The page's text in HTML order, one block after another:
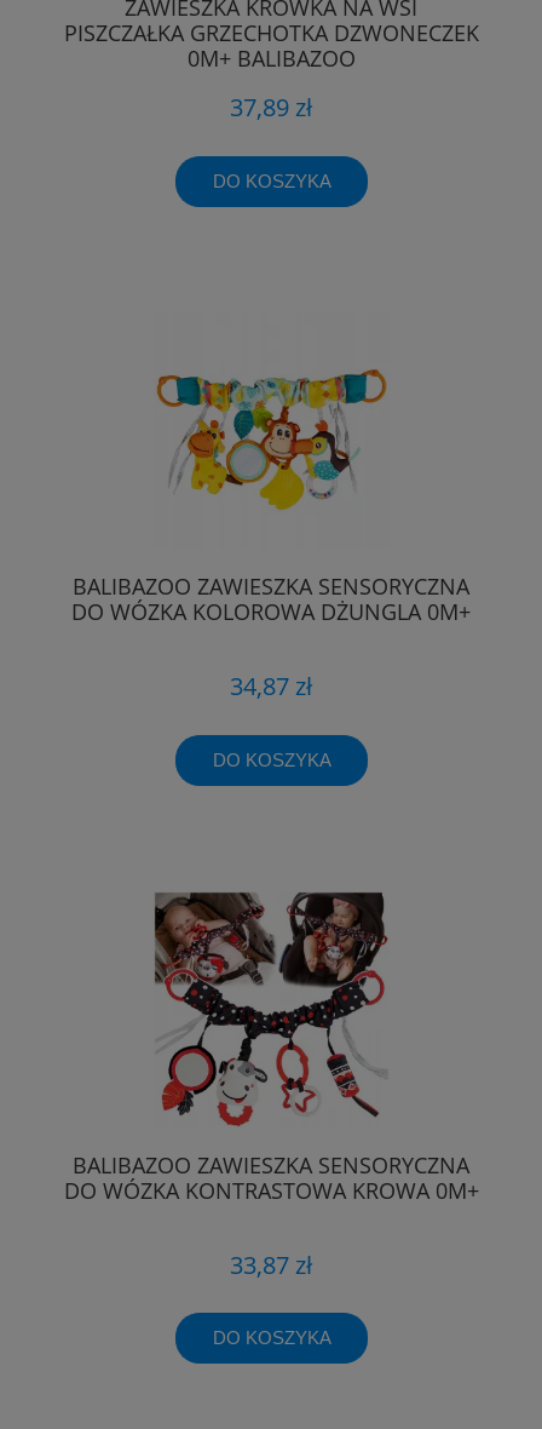
ZAWIESZKA KRÓWKA NA WSI
PISZCZAŁKA GRZECHOTKA DZWONECZEK
0M+ BALIBAZOO
37,89 zł
DO KOSZYKA
BALIBAZOO ZAWIESZKA SENSORYCZNA
DO WÓZKA KOLOROWA DŻUNGLA 0M+
34,87 zł
DO KOSZYKA
BALIBAZOO ZAWIESZKA SENSORYCZNA
DO WÓZKA KONTRASTOWA KROWA 0M+
33,87 zł
DO KOSZYKA